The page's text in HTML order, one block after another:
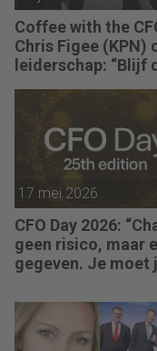
Coffee with the
Chris Figee (KPN)
leiderschap: “Blijf
op de business.”
17 mei 2026
CFO Day 2026:
geen risico, maar
gegeven. Je moet
inrichten.”